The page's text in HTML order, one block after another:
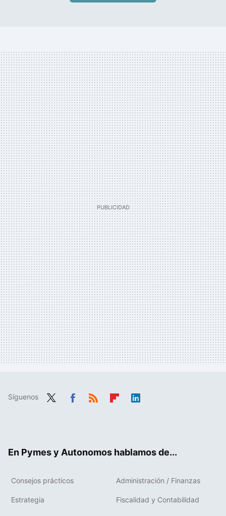
Síguenos
En Pymes y Autonomos hablamos de...
Consejos prácticos Administración / Finanzas
Estrategia Fiscalidad y Contabilidad